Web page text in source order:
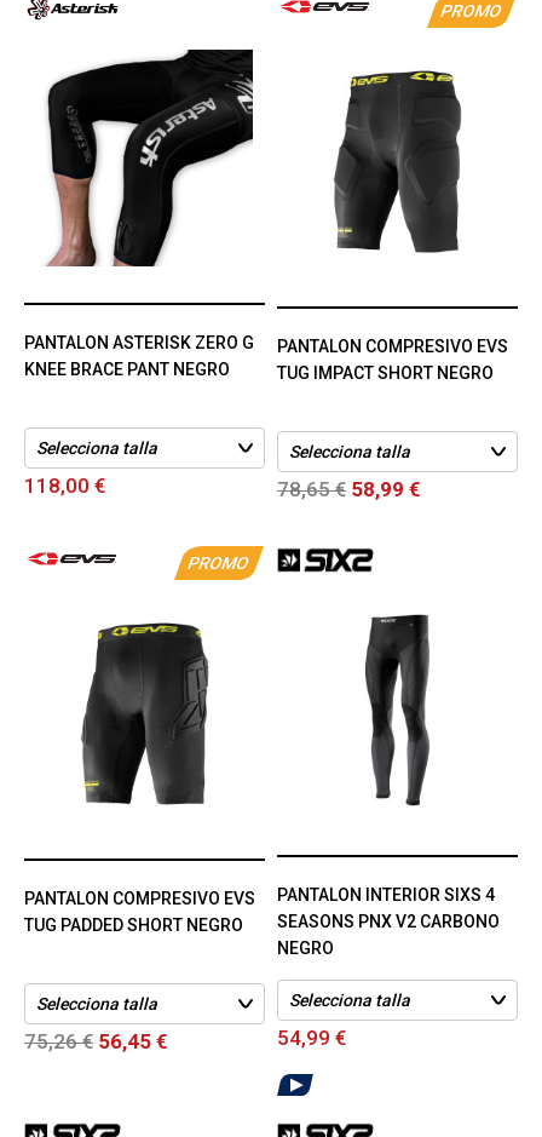
PANTALON ASTERISK ZERO G
KNEE BRACE PANT NEGRO
118,00 €
PROMO
PANTALON COMPRESIVO EVS
TUG IMPACT SHORT NEGRO
78,65 € 58,99 €
PROMO
PANTALON COMPRESIVO EVS
TUG PADDED SHORT NEGRO
75,26 € 56,45 €
PANTALON INTERIOR SIXS 4
SEASONS PNX V2 CARBONO
NEGRO
54,99 €